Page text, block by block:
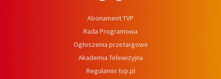
Abonament TVP
Rada Programowa
Ogłoszenia przetargowe
Akademia Telewizyjna
Regulamin tvp.pl